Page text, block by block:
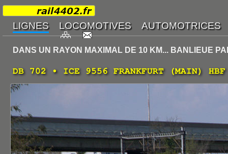
DANS UN RAYON MAXIMAL DE 10 KM... BANLIEUE
DB 702 • ICE 9556 FRANKFURT (MAIN)